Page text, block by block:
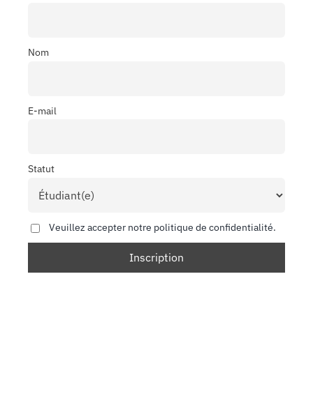
Nom
E-mail
Statut
Veuillez accepter notre politique de confidentialité.